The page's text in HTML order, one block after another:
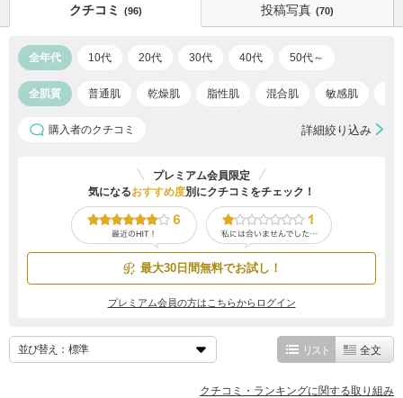
クチコミ (96) 投稿写真 (70)
全年代 10代 20代 30代 40代 50代～
全肌質 普通肌 乾燥肌 脂性肌 混合肌 敏感肌
購入者のクチコミ 詳細絞り込み
プレミアム会員限定
気になるおすすめ度別にクチコミをチェック！
最大30日間無料でお試し！
プレミアム会員の方はこちらからログイン
並び替え： リスト 全文
クチコミ・ランキングに関する取り組み